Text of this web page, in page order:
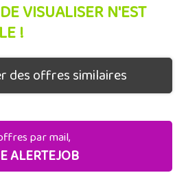
VISUALISER N'EST
!
des offres similaires
par mail,
ALERTEJOB